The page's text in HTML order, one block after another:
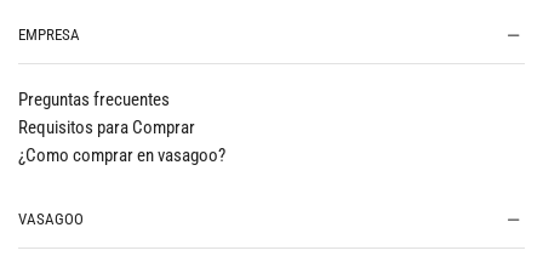
EMPRESA
Preguntas frecuentes
Requisitos para Comprar
¿Como comprar en vasagoo?
VASAGOO